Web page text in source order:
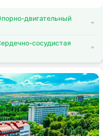
двигательный
сосудистая